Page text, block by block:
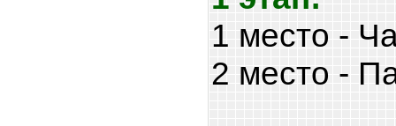
1 место -
2 место -